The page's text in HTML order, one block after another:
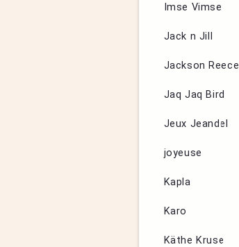
Imse Vimse
Jack n Jill
Jackson Reece
Jaq Jaq Bird
Jeux Jeandel
joyeuse
Kapla
Karo
Käthe Kruse